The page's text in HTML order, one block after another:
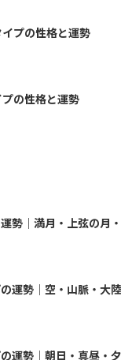
プの性格と運勢
の性格と運勢
勢｜満月・上弦の月
運勢｜空・山脈・大
運勢｜朝日・真昼・